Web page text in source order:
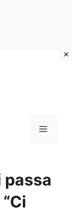
Menu
passa